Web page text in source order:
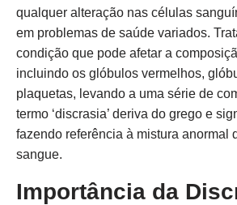
qualquer alteração nas células
em problemas de saúde variados.
condição que pode afetar a
incluindo os glóbulos vermelhos,
plaquetas, levando a uma série de
termo ‘discrasia’ deriva do grego e
fazendo referência à mistura anormal
sangue.
Importância da